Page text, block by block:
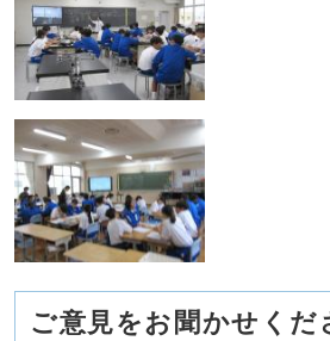
ご意見をお聞かせくだ